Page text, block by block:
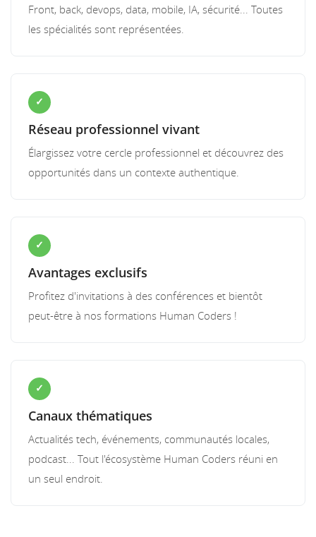
Front, back, devops, data, mobile, IA, sécurité... Toutes
les spécialités sont représentées.
✓
Réseau professionnel vivant
Élargissez votre cercle professionnel et découvrez des
opportunités dans un contexte authentique.
✓
Avantages exclusifs
Profitez d'invitations à des conférences et bientôt
peut-être à nos formations Human Coders !
✓
Canaux thématiques
Actualités tech, événements, communautés locales,
podcast... Tout l'écosystème Human Coders réuni en
un seul endroit.